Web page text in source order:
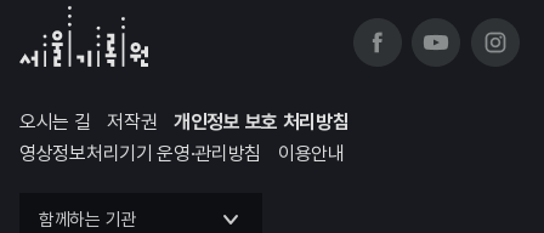
오시는 길 저작권
개인정보 보호 처리방침
영상정보처리기기 운영·관리방침
이용안내
함께하는 기관